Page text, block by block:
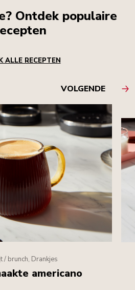
Ontdek populaire
ALLE RECEPTEN
VOLGENDE
/ brunch, Drankjes
americano